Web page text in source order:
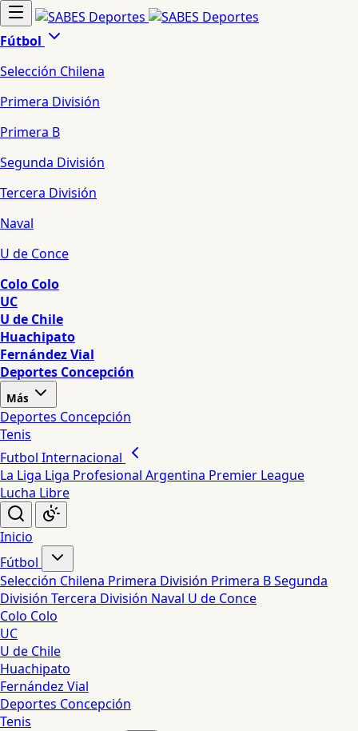
Fútbol
Selección Chilena
Primera División
Primera B
Segunda División
Tercera División
Naval
U de Conce
Colo Colo
UC
U de Chile
Huachipato
Fernández Vial
Deportes Concepción
Más
Deportes Concepción
Tenis
Futbol Internacional
La Liga Liga Profesional Argentina Premier League
Lucha Libre
Inicio
Fútbol
Selección Chilena Primera División Primera BSegunda
División Tercera División Naval U de Conce
Colo Colo
UC
U de Chile
Huachipato
Fernández Vial
Deportes Concepción
Tenis